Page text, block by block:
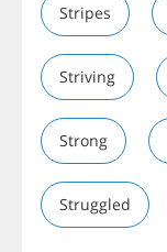
Stripes
Striving
Strong
Struggled